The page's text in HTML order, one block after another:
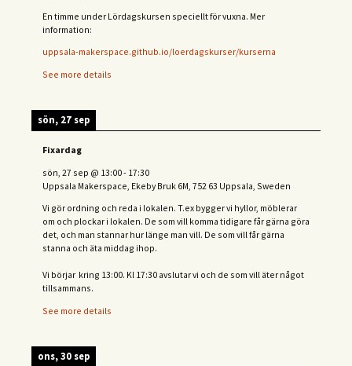
En timme under Lördagskursen speciellt för vuxna. Mer
information:
uppsala-makerspace.github.io/loerdagskurser/kurserna
See more details
sön, 27 sep
Fixardag
sön, 27 sep @ 13:00- 17:30
Uppsala Makerspace, Ekeby Bruk 6M, 752 63 Uppsala, Sweden
Vi gör ordning och reda i lokalen. T.ex bygger vi hyllor, möblerar
om och plockar i lokalen. De som vill komma tidigare får gärna göra
det, och man stannar hur länge man vill. De som vill får gärna
stanna och äta middag ihop.
Vi börjar kring 13:00. Kl 17:30 avslutar vi och de som vill äter något
tillsammans.
See more details
ons, 30 sep